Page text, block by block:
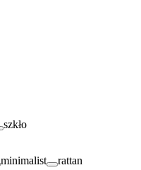
szkło
minimalist rattan